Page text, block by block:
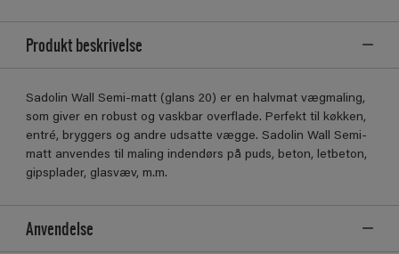
Produkt beskrivelse
Sadolin Wall Semi-matt (glans 20) er en halvmat vægmaling,
som giver en robust og vaskbar overflade. Perfekt til køkken,
entré, bryggers og andre udsatte vægge. Sadolin Wall Semi-
matt anvendes til maling indendørs på puds, beton, letbeton,
gipsplader, glasvæv, m.m.
Anvendelse